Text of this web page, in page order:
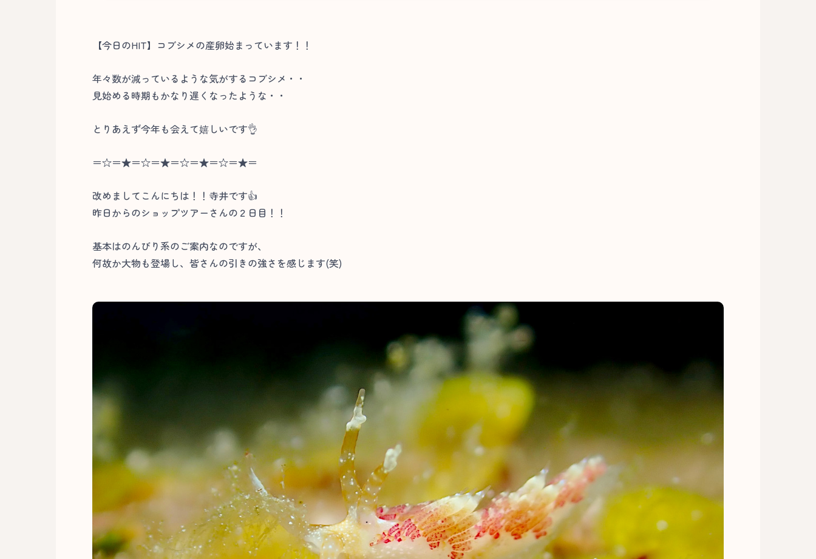
【今日のHIT】コブシメの産卵始まっています！！
年々数が減っているような気がするコブシメ・・
見始める時期もかなり遅くなったような・・
とりあえず今年も会えて嬉しいです👌
＝☆＝★＝☆＝★＝☆＝★＝☆＝★＝
改めましてこんにちは！！寺井です👍
昨日からのショップツアーさんの２日目！！
基本はのんびり系のご案内なのですが、
何故か大物も登場し、皆さんの引きの強さを感じます(笑)